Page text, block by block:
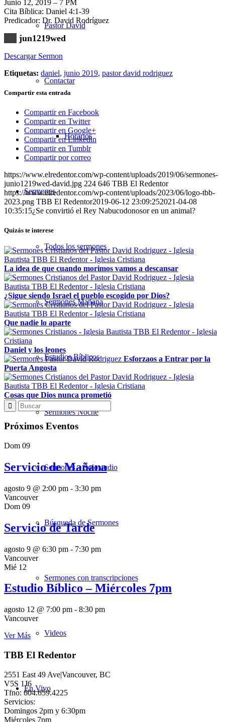
Pastor David
Contactar
Horarios
Sermones
Todos los sermones
Sermones Mañana
Estudios Bíblicos
Sermones Noche
Sermones – Solo audio
Búsqueda de Sermones
Sermones con transcripciones
Videos
En Vivo
Junio 12, 2019 – 7 PM
Cita Bíblica: Daniel 4:1-39
Predicador: Dr. David Rodríguez
jun1219wed
Descargar Sermon
Etiquetas: daniel, junio 2019, pastor david rodriguez
Compartir esta entrada
Compartir en Facebook
Compartir en Twitter
Compartir en Google+
Compartir en Linkedin
Compartir en Tumblr
Compartir por correo
https://www.elredentor.com/wp-content/uploads/2019/06/sermones-
junio1219wed-david.jpg 224 646 TBB El Redentor
https://www.elredentor.com/wp-content/uploads/2023/06/logo-tbb-
2023.png TBB El Redentor2019-06-12 23:09:252021-04-08
10:35:15¿Se convirtió el Rey Nabucodonosor en un animal?
Quizás te interese
La idea de que cuando morimos vamos a descansar
¿Sigue siendo Israel el pueblo escogido por Dios?
Que nadie lo aparte
Daniel y los leones
Esforzaos a Entrar por la
Puerta Angosta
Cosas que Dios nunca prometió
Próximos Eventos
Dom 09
Servicio de Mañana
agosto 9 @ 2:00 pm - 3:30 pm
Vancouver
Dom 09
Servicio de Tarde
agosto 9 @ 6:30 pm - 7:30 pm
Vancouver
Mié 12
Estudio Bíblico – Miércoles 7pm
agosto 12 @ 7:00 pm - 8:30 pm
Vancouver
Ver Más
TBB El Redentor
2551 East 49 Ave|Vancouver, BC
V5S 1J6
Tfno: 604.659.4225
Servicios:
Domingos 2pm y 6:30pm
Miércoles 7pm